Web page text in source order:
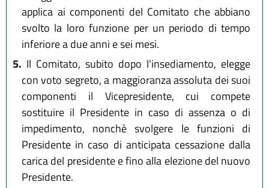
applica ai componenti del Comitato che abbiano
svolto la loro funzione per un periodo di tempo
inferiore a due anni e sei mesi.
5. Il Comitato, subito dopo l'insediamento, elegge
con voto segreto, a maggioranza assoluta dei suoi
componenti il Vicepresidente, cui compete
sostituire il Presidente in caso di assenza o di
impedimento, nonchè svolgere le funzioni di
Presidente in caso di anticipata cessazione dalla
carica del presidente e fino alla elezione del nuovo
Presidente.